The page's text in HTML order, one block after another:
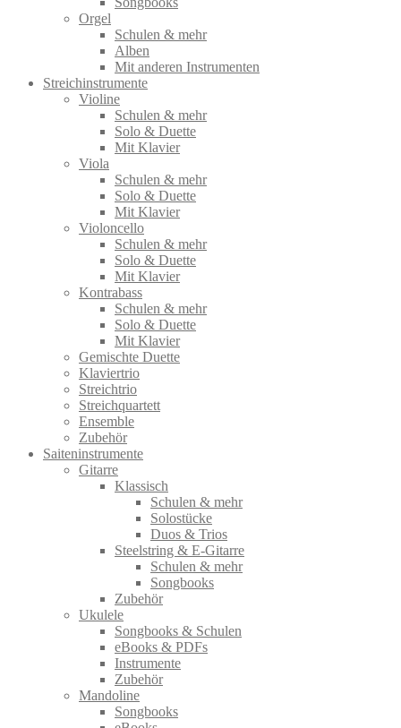
Orgel
Schulen & mehr
Alben
Mit anderen Instrumenten
Streichinstrumente
Violine
Schulen & mehr
Solo & Duette
Mit Klavier
Viola
Schulen & mehr
Solo & Duette
Mit Klavier
Violoncello
Schulen & mehr
Solo & Duette
Mit Klavier
Kontrabass
Schulen & mehr
Solo & Duette
Mit Klavier
Gemischte Duette
Klaviertrio
Streichtrio
Streichquartett
Ensemble
Zubehör
Saiteninstrumente
Gitarre
Klassisch
Schulen & mehr
Solostücke
Duos & Trios
Steelstring & E-Gitarre
Schulen & mehr
Songbooks
Zubehör
Ukulele
Songbooks & Schulen
eBooks & PDFs
Instrumente
Zubehör
Mandoline
Songbooks